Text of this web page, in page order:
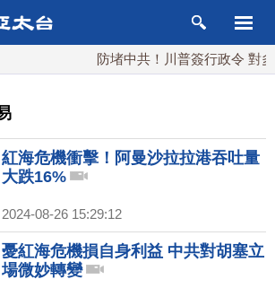
防堵中共！川普簽行政令 對多晶
紅海危機衝擊！阿曼沙拉拉港吞吐量
大跌16%
2024-08-26 15:29:12
憂紅海危機損自身利益 中共對胡塞立
場微妙轉變